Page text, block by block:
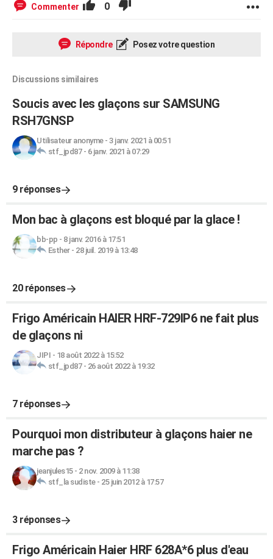
Commenter 0
Répondre Posez votre question
Discussions similaires
Soucis avec les glaçons sur SAMSUNG
RSH7GNSP
Utilisateur anonyme- 3 janv. 2021 à 00:51
stf_jpd87- 6 janv. 2021 à 07:29
9 réponses
Mon bac à glaçons est bloqué par la glace !
bb-pp - 8 janv. 2016 à 17:51
Esther- 28 juil. 2019 à 13:48
20 réponses
Frigo Américain HAIER HRF-729IP6 ne fait plus
de glaçons ni
JIPI - 18 août 2022 à 15:52
stf_jpd87- 26 août 2022 à 19:32
7 réponses
Pourquoi mon distributeur à glaçons haier ne
marche pas ?
jeanjules15- 2 nov. 2009 à 11:38
stf_la sudiste- 25 juin 2012 à 17:57
3 réponses
Frigo Américain Haier HRF 628A*6 plus d'eau